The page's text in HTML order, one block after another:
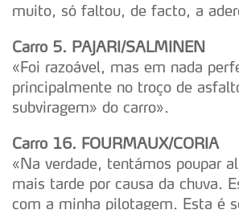
muito, só faltou, de facto, a
Carro 5. PAJARI/SALMINEN
«Foi razoável, mas em nada
principalmente no troço de
subviragem» do carro».
Carro 16. FOURMAUX/CORIA
«Na verdade, tentámos poupar
mais tarde por causa da chuva.
com a minha pilotagem. Esta é